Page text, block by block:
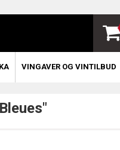
VINGAVER OG VINTILBUD